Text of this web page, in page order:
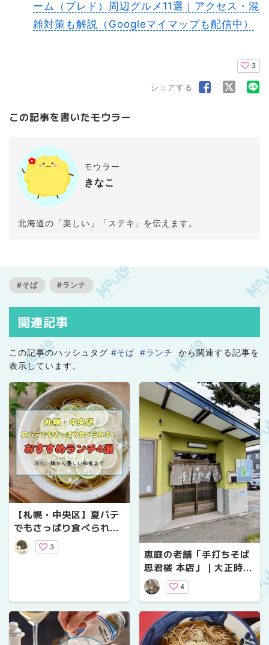
ーム（プレド）周辺グルメ11選｜アクセス・混
雑対策も解説（Googleマイマップも配信中）
3
シェアする
この記事を書いたモウラー
モウラー
きなこ
北海道の「楽しい」「ステキ」を伝えます。
#そば #ランチ
関連記事
この記事のハッシュタグ #そば #ランチ
から関連する記事を
表示しています。
【札幌・中央区】夏バテ
でもさっぱり食べられ
る！おすすめランチ4選
｜冷たい麺から優しい和
3
恵庭の老舗「手打ちそば
思君楼 本店」｜大正時代
創業・歯ごたえ抜群の極
太手打ち蕎麦と天ざるラ
ンチレポ
4